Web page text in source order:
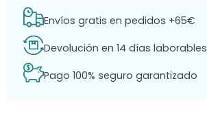
Envíos gratis en pedidos +65€
Devolución en 14 días laborables
Pago 100% seguro garantizado